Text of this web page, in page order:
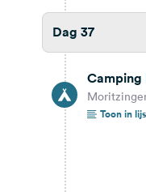
Dag 33
Dag 37
Camping
Toon in